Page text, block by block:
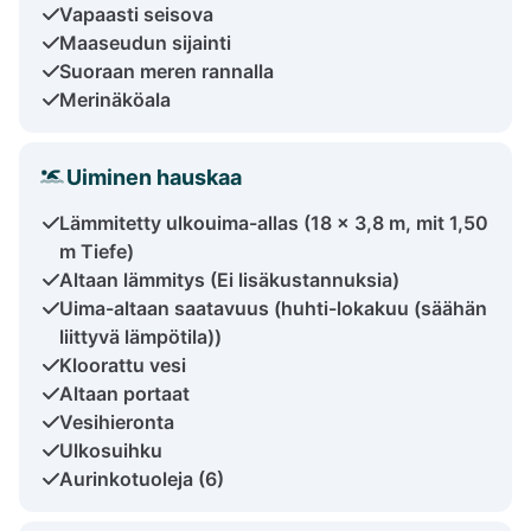
Vapaasti seisova
Maaseudun sijainti
Suoraan meren rannalla
Merinäköala
Uiminen hauskaa
Lämmitetty ulkouima-allas (18 x 3,8 m, mit 1,50
m Tiefe)
Altaan lämmitys (Ei lisäkustannuksia)
Uima-altaan saatavuus (huhti-lokakuu (säähän
liittyvä lämpötila))
Kloorattu vesi
Altaan portaat
Vesihieronta
Ulkosuihku
Aurinkotuoleja (6)